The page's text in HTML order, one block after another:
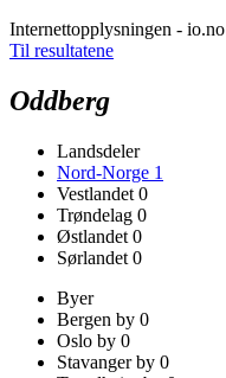
Internettopplysningen - io.no
Til resultatene
Oddberg
Landsdeler
Nord-Norge 1
Vestlandet 0
Trøndelag 0
Østlandet 0
Sørlandet 0
Byer
Bergen by 0
Oslo by 0
Stavanger by 0